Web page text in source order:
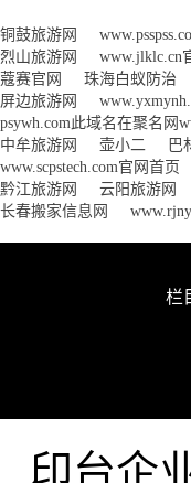
铜鼓旅游网
烈山旅游网
www.jlklc.cn
蔻赛官网
珠海白蚁防治
屏边旅游网
psywh.com此域名在聚名网
中牟旅游网
壶小二 巴
www.scpstech.com官网首页
黔江旅游网
云阳旅游网
长春搬家信息网
栏
印台企